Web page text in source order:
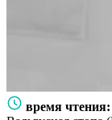
время чтения: